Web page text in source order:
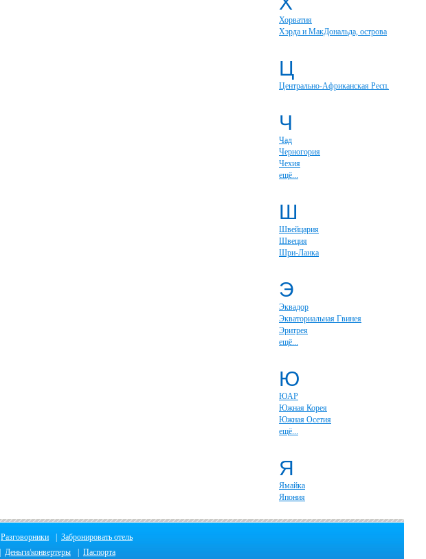
Хорватия
Хэрда и МакДональда, острова
Ц
Центрально-Африканская Респ.
Ч
Чад
Черногория
Чехия
ещё...
Ш
Швейцария
Швеция
Шри-Ланка
Э
Эквадор
Экваториальная Гвинея
Эритрея
ещё...
Ю
ЮАР
Южная Корея
Южная Осетия
ещё...
Я
Ямайка
Япония
Разговорники
Забронировать отель
Деньги/конвертеры Паспорта